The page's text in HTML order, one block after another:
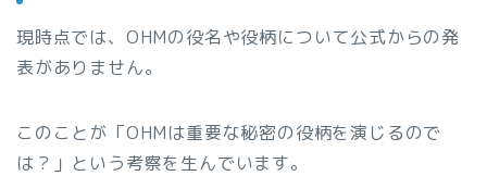
現時点では、OHMの役名や役柄について公式からの発
表がありません。
このことが「OHMは重要な秘密の役柄を演じるので
は？」という考察を生んでいます。